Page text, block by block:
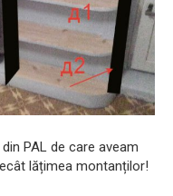
PAL de care aveam
lățimea montanților!